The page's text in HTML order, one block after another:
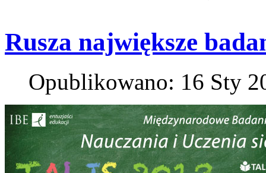
Rusza największe
Opublikowano: 16 Sty